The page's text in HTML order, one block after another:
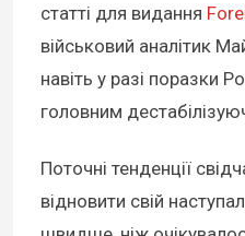
статті для видання
військовий аналітик
навіть у разі поразки
головним
Поточні тенденції
відновити свій